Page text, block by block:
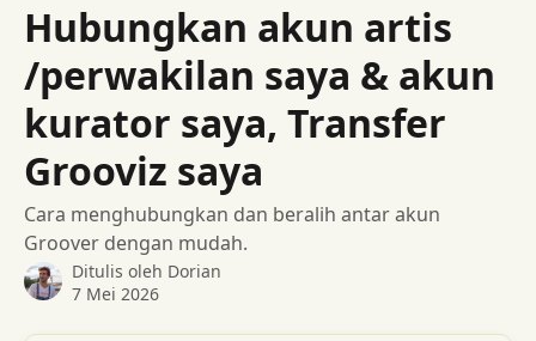
Hubungkan akun artis
/perwakilan saya & akun
kurator saya, Transfer
Grooviz saya
Cara menghubungkan dan beralih antar akun
Groover dengan mudah.
Ditulis oleh Dorian
7 Mei 2026